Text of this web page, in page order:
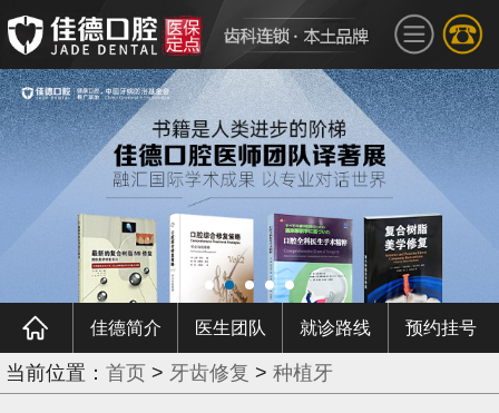
佳德简介 医生团队 就诊路线 预约挂号
当前位置： 首页 > 牙齿修复 > 种植牙